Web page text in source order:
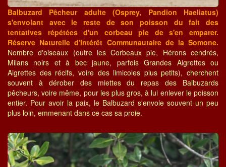
Balbuzard Pêcheur adulte (Osprey, Pandion Haeliatus)
s'envolant avec le reste de son poisson du fait des
tentatives répétées d'un corbeau pie de s'en emparer.
Réserve Naturelle d'Intérêt Communautaire de la Somone.
Nombre d'oiseaux (outre les Corbeaux pie, Hérons cendrés,
Milans noirs et à bec jaune, parfois Grandes Aigrettes ou
Aigrettes des récifs, voire des limicoles plus petits), cherchent
souvent à dérober des miettes du repas des Balbuzards
pêcheurs, voire même, pour les plus gros, à lui enlever le poisson
entier. Pour avoir la paix, le Balbuzard s'envole souvent un peu
plus loin, emmenant dans ce cas sa proie.